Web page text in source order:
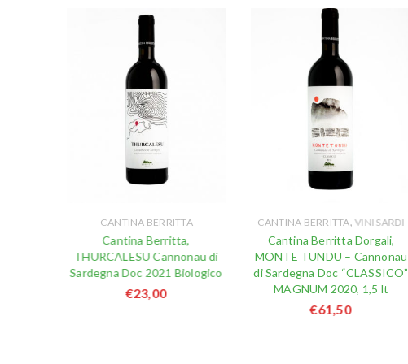
CANTINA BERRITTA
Cantina Berritta,
THURCALESU Cannonau di
Sardegna Doc 2021 Biologico
€23,00
CANTINA BERRITTA,VINI SARDI
Cantina Berritta Dorgali,
MONTE TUNDU – Cannonau
di Sardegna Doc “CLASSICO”
MAGNUM 2020, 1,5 lt
€61,50